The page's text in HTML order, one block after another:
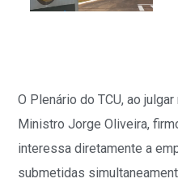
O Plenário do TCU, ao
Ministro Jorge Oliveira,
interessa diretamente a
submetidas